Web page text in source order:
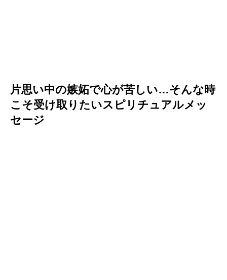
片思い中の嫉妬で心が苦しい…そんな時
こそ受け取りたいスピリチュアルメッ
セージ